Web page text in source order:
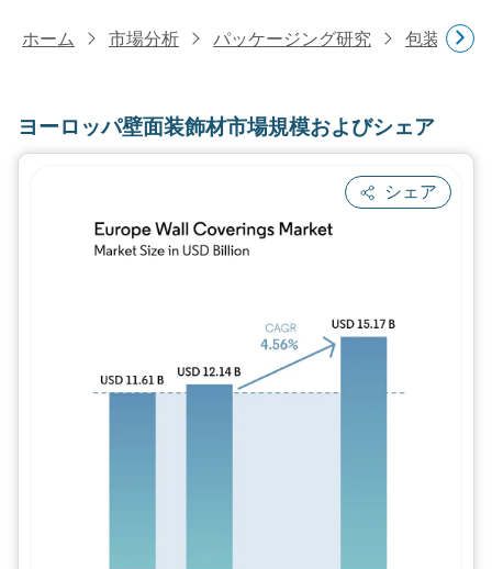
ホーム 市場分析 パッケージング研究 包装印刷
ヨーロッパ壁面装飾材市場規模およびシェア
シェア